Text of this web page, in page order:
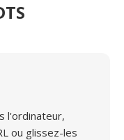
l'ordinateur,
ou glissez-les